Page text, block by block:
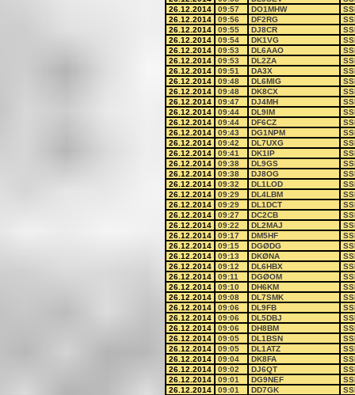
26.12.2014
09:57 DO1MHW
26.12.2014
09:56 DF2RG
26.12.2014
09:55 DJ8CR
26.12.2014
09:54 DK1VG
26.12.2014
09:53 DL6AAO
26.12.2014
09:53 DL2ZA
26.12.2014
09:51 DA3X
26.12.2014
09:48 DL6MIG
26.12.2014
09:48 DK8CX
26.12.2014
09:47 DJ4MH
26.12.2014
09:44 DL9IM
26.12.2014
09:44 DF6CZ
26.12.2014
09:43 DG1NPM
26.12.2014
09:42 DL7UXG
26.12.2014
09:41 DK1IP
26.12.2014
09:38 DL9GS
26.12.2014
09:38 DJ8OG
26.12.2014
09:32 DL1LOD
26.12.2014
09:29 DL4LBM
26.12.2014
09:29 DL1DCT
26.12.2014
09:27 DC2CB
26.12.2014
09:22 DL2MAJ
26.12.2014
09:17 DM5HF
26.12.2014
09:15 DGØDG
26.12.2014
09:13 DKØNA
26.12.2014
09:12 DL6HBX
26.12.2014
09:11 DGØOM
26.12.2014
09:10 DH6KM
26.12.2014
09:08 DL7SMK
26.12.2014
09:06 DL9FB
26.12.2014
09:06 DL5DBJ
26.12.2014
09:06 DH8BM
26.12.2014
09:05 DL1BSN
26.12.2014
09:05 DL1ATZ
26.12.2014
09:04 DK8FA
26.12.2014
09:02 DJ6QT
26.12.2014
09:01 DG9NEF
26.12.2014
09:01 DD7GK